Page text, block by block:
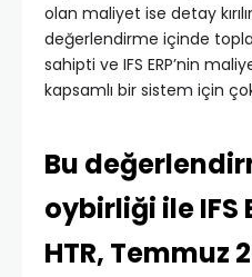
olan maliyet ise detay
değerlendirme içinde
sahipti ve IFS ERP’nin
kapsamlı bir sistem için
Bu
oybirliği ile IFS
HTR, Temmuz